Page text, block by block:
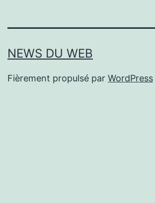
NEWS DU WEB
Fièrement propulsé par WordPress